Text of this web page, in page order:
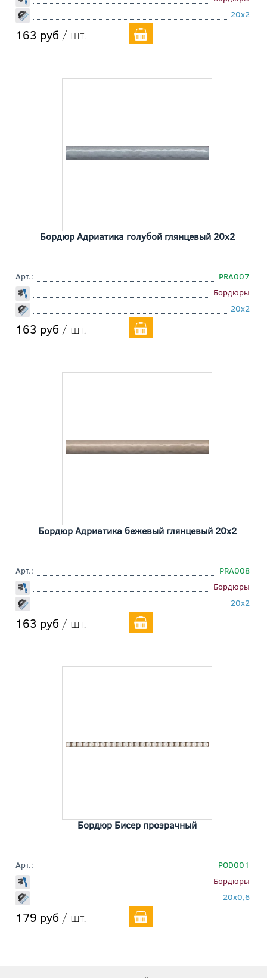
20x2
163 руб / шт.
Бордюр Адриатика голубой глянцевый 20x2
Арт.:
PRA007
Бордюры
20x2
163 руб / шт.
Бордюр Адриатика бежевый глянцевый 20x2
Арт.:
PRA008
Бордюры
20x2
163 руб / шт.
Бордюр Бисер прозрачный
Арт.:
POD001
Бордюры
20x0,6
179 руб / шт.